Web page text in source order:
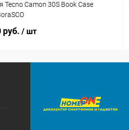
Tecno Camon 30S Book Case
руб. / шт